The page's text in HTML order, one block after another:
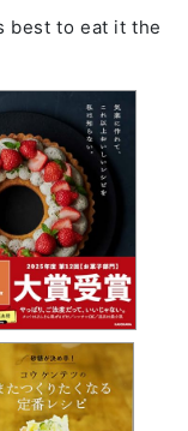
best to eat it the